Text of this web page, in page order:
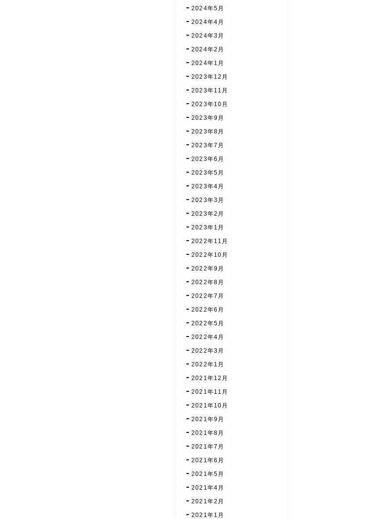
2024年5月
2024年4月
2024年3月
2024年2月
2024年1月
2023年12月
2023年11月
2023年10月
2023年9月
2023年8月
2023年7月
2023年6月
2023年5月
2023年4月
2023年3月
2023年2月
2023年1月
2022年11月
2022年10月
2022年9月
2022年8月
2022年7月
2022年6月
2022年5月
2022年4月
2022年3月
2022年1月
2021年12月
2021年11月
2021年10月
2021年9月
2021年8月
2021年7月
2021年6月
2021年5月
2021年4月
2021年2月
2021年1月